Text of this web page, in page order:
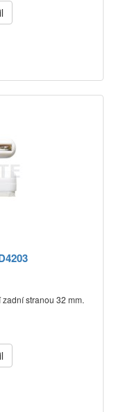
stranou 32 mm.